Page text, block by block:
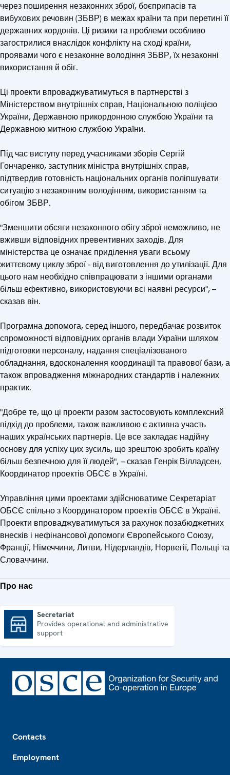
через поширення незаконних зброї, боєприпасів та
вибухових речовин (ЗБВР) в межах країни та при перетині її
державних кордонів. Ці ризики та проблеми особливо
загострилися внаслідок конфлікту на сході країни,
проявами чого є незаконне володіння ЗБВР, їх незаконні
використання й обіг.
Ці проекти впроваджуватимуться в партнерстві з
Міністерством внутрішніх справ, Національною поліцією
України, Державною прикордонною службою України та
Державною митною службою України.
Під час виступу перед учасниками зборів Сергій
Гончаренко, заступник міністра внутрішніх справ,
підтвердив готовність національних органів поліпшувати
ситуацію з незаконним володінням, використанням та
обігом ЗБВР.
"Зменшити обсяги незаконного обігу зброї неможливо, не
вживши відповідних превентивних заходів. Для
міністерства це означає приділення уваги всьому
життєвому циклу зброї - від виготовлення до утилізації. Для
цього нам необхідно співпрацювати з іншими органами
більш ефективно, використовуючи всі наявні ресурси", –
сказав він.
Програмна допомога, серед іншого, передбачає розвиток
спроможності відповідних органів влади України шляхом
підготовки персоналу, надання спеціалізованого
обладнання, вдосконалення координації та правової бази, а
також впровадження міжнародних стандартів і належних
практик.
"Добре те, що ці проекти разом застосовують комплексний
підхід до проблеми, також важливою є активна участь
наших українських партнерів. Це все закладає надійну
основу для успіху цих зусиль, що зрештою зробить країну
більш безпечною для її людей", – сказав Генрік Вілладсен,
Координатор проектів ОБСЄ в Україні.
Управління цими проектами здійснюватиме Секретаріат
ОБСЄ спільно з Координатором проектів ОБСЄ в Україні.
Проекти впроваджуватимуться за рахунок позабюджетних
внесків і нефінансової допомоги Європейського Союзу,
Франції, Німеччини, Литви, Нідерландів, Норвегії, Польщі та
Словаччини.
Про нас
Secretariat
Provides operational and administrative
support
Contacts
Employment